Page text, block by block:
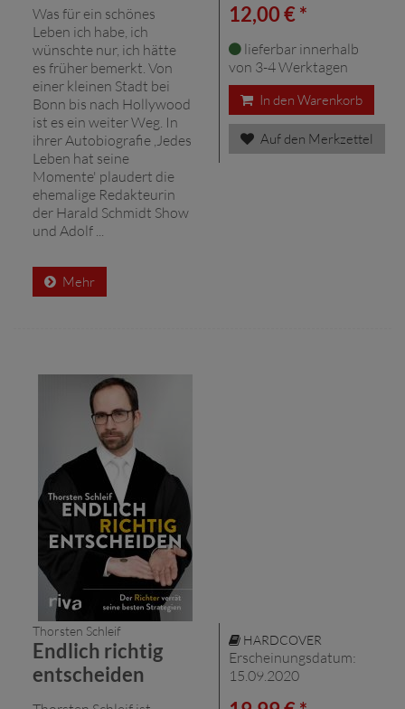
Was für ein schönes
Leben ich habe, ich
wünschte nur, ich hätte
es früher bemerkt. Von
einer kleinen Stadt bei
Bonn bis nach Hollywood
ist es ein weiter Weg. In
ihrer Autobiografie ,Jedes
Leben hat seine
Momente' plaudert die
ehemalige Redakteurin
der Harald Schmidt Show
und Adolf ...
Mehr
12,00 € *
lieferbar innerhalb
von 3-4 Werktagen
In den Warenkorb
Auf den Merkzettel
Thorsten Schleif
Endlich richtig
entscheiden
HARDCOVER
Erscheinungsdatum:
15.09.2020